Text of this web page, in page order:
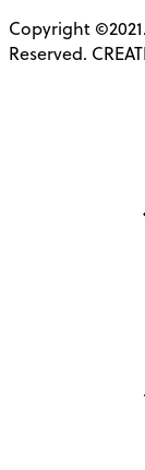
Copyright
Reserved.